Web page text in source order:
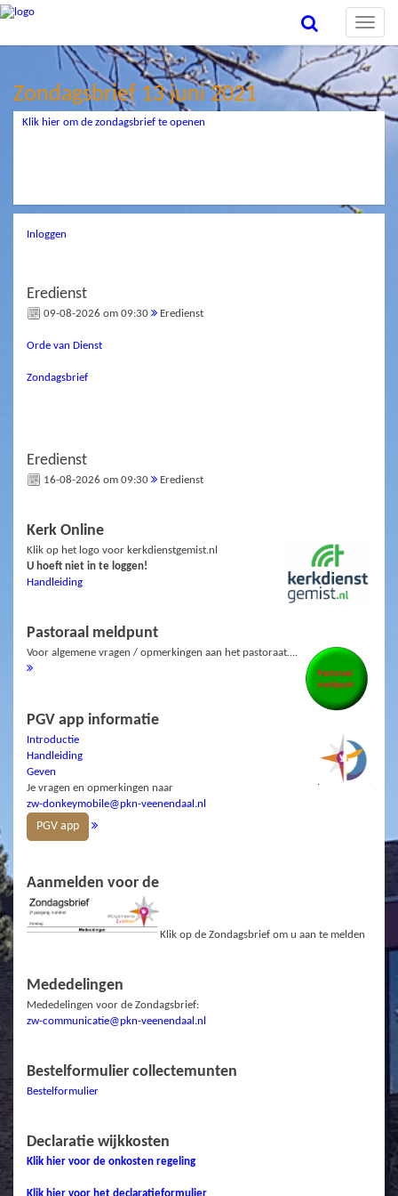
Toggle
Zondagsbrief 13 juni 2021
Klik hier om de zondagsbrief te openen
Inloggen
Eredienst
09-08-2026 om 09:30 Eredienst
Orde van Dienst
Zondagsbrief
Eredienst
16-08-2026 om 09:30 Eredienst
Kerk Online
Klik op het logo voor kerkdienstgemist.nl
U hoeft niet in te loggen!
Handleiding
Pastoraal meldpunt
Voor algemene vragen / opmerkingen aan het pastoraat….
PGV app informatie
Introductie
Handleiding
Geven
Je vragen en opmerkingen naar
zw-donkeymobile@pkn-veenendaal.nl
PGV app
Aanmelden voor de
Klik op de Zondagsbrief om u aan te melden
Mededelingen
Mededelingen voor de Zondagsbrief:
zw-communicatie@pkn-veenendaal.nl
Bestelformulier collectemunten
Bestelformulier
Declaratie wijkkosten
Klik hier voor de onkosten regeling